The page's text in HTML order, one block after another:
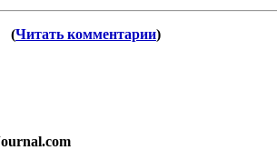
(Читать комментарии)